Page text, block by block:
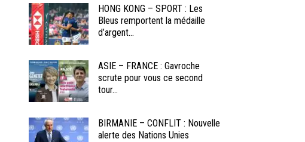
HONG KONG – SPORT : Les
Bleus remportent la médaille
d’argent...
ASIE – FRANCE : Gavroche
scrute pour vous ce second
tour...
BIRMANIE – CONFLIT : Nouvelle
alerte des Nations Unies